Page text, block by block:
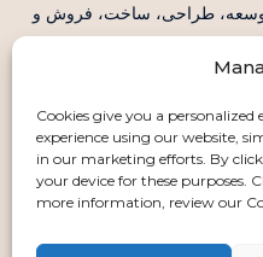
طراحی، ساخت، فروش و
در چین و ویتنام است. ما در
قالب‌گیری تزریقی داریم و ظرفیت
Cookies give you a personalized
experience using our website,
in our marketing efforts. By
your device for these purposes.
more information, review our